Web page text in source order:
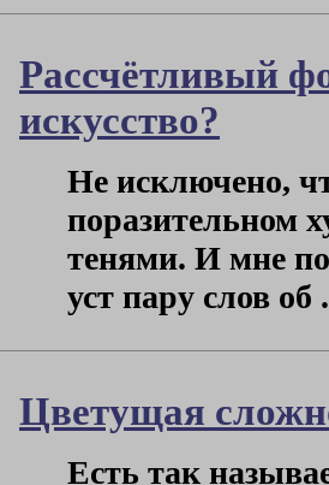
Рассчётливый
искусство?
Не исключено,
поразительном
тенями. И мне
уст пару слов об
Цветущая
Есть так